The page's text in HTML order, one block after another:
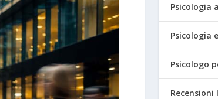
Psicologia
Psicologia
Psicologo
Recensioni